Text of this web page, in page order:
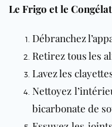
Le Frigo et le
Débranchez
Retirez tous les
Lavez les
Nettoyez
bicarbonate de